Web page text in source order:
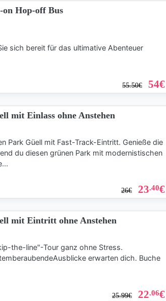
Hop-off Bus
sich bereit für das ultimative Abenteuer
55.50€ 54€
mit Einlass ohne Anstehen
Park Güell mit Fast-Track-Eintritt. Genieße die
du diesen grünen Park mit modernistischen
26€ 23.40€
mit Eintritt ohne Anstehen
the-line"-Tour ganz ohne Stress.
erwarten dich. Buche
25.99€ 22.06€